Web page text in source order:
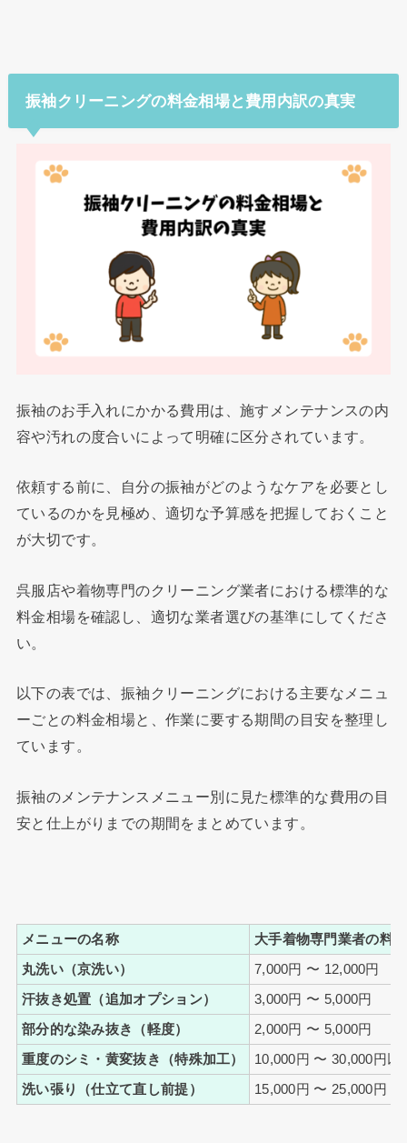
振袖クリーニングの料金相場と費用内訳の真実
振袖のお手入れにかかる費用は、施すメンテナンスの内
容や汚れの度合いによって明確に区分されています。
依頼する前に、自分の振袖がどのようなケアを必要とし
ているのかを見極め、適切な予算感を把握しておくこと
が大切です。
呉服店や着物専門のクリーニング業者における標準的な
料金相場を確認し、適切な業者選びの基準にしてくださ
い。
以下の表では、振袖クリーニングにおける主要なメニュ
ーごとの料金相場と、作業に要する期間の目安を整理し
ています。
振袖のメンテナンスメニュー別に見た標準的な費用の目
安と仕上がりまでの期間をまとめています。
メニューの名称 大手着物専門業者の料
丸洗い（京洗い） 7,000円 〜 12,000円
汗抜き処置（追加オプション） 3,000円 〜 5,000円
部分的な染み抜き（軽度） 2,000円 〜 5,000円
重度のシミ・黄変抜き（特殊加工） 10,000円 〜 30,000円以
洗い張り（仕立て直し前提） 15,000円 〜 25,000円